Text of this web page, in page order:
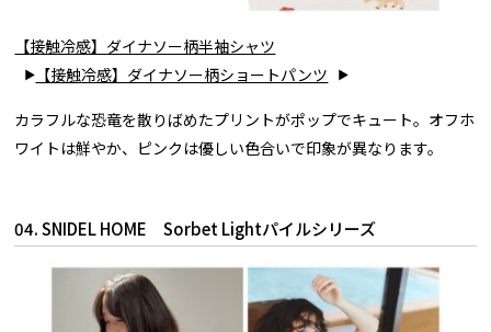
【接触冷感】ダイナソー柄半袖シャツ
【接触冷感】ダイナソー柄ショートパンツ
カラフルな恐竜を散りばめたプリントがポップでキュート。オフホ
ワイトは鮮やか、ピンクは優しい色合いで印象が異なります。
04. SNIDEL HOME Sorbet Lightパイルシリーズ